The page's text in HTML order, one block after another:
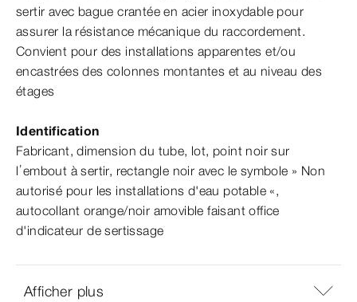
sertir avec bague crantée en acier inoxydable pour
assurer la résistance mécanique du raccordement.
Convient pour des installations apparentes et/ou
encastrées des colonnes montantes et au niveau des
étages
Identification
Fabricant, dimension du tube, lot, point noir sur
l’embout à sertir, rectangle noir avec le symbole » Non
autorisé pour les installations d'eau potable «,
autocollant orange/noir amovible faisant office
d'indicateur de sertissage
Afficher plus